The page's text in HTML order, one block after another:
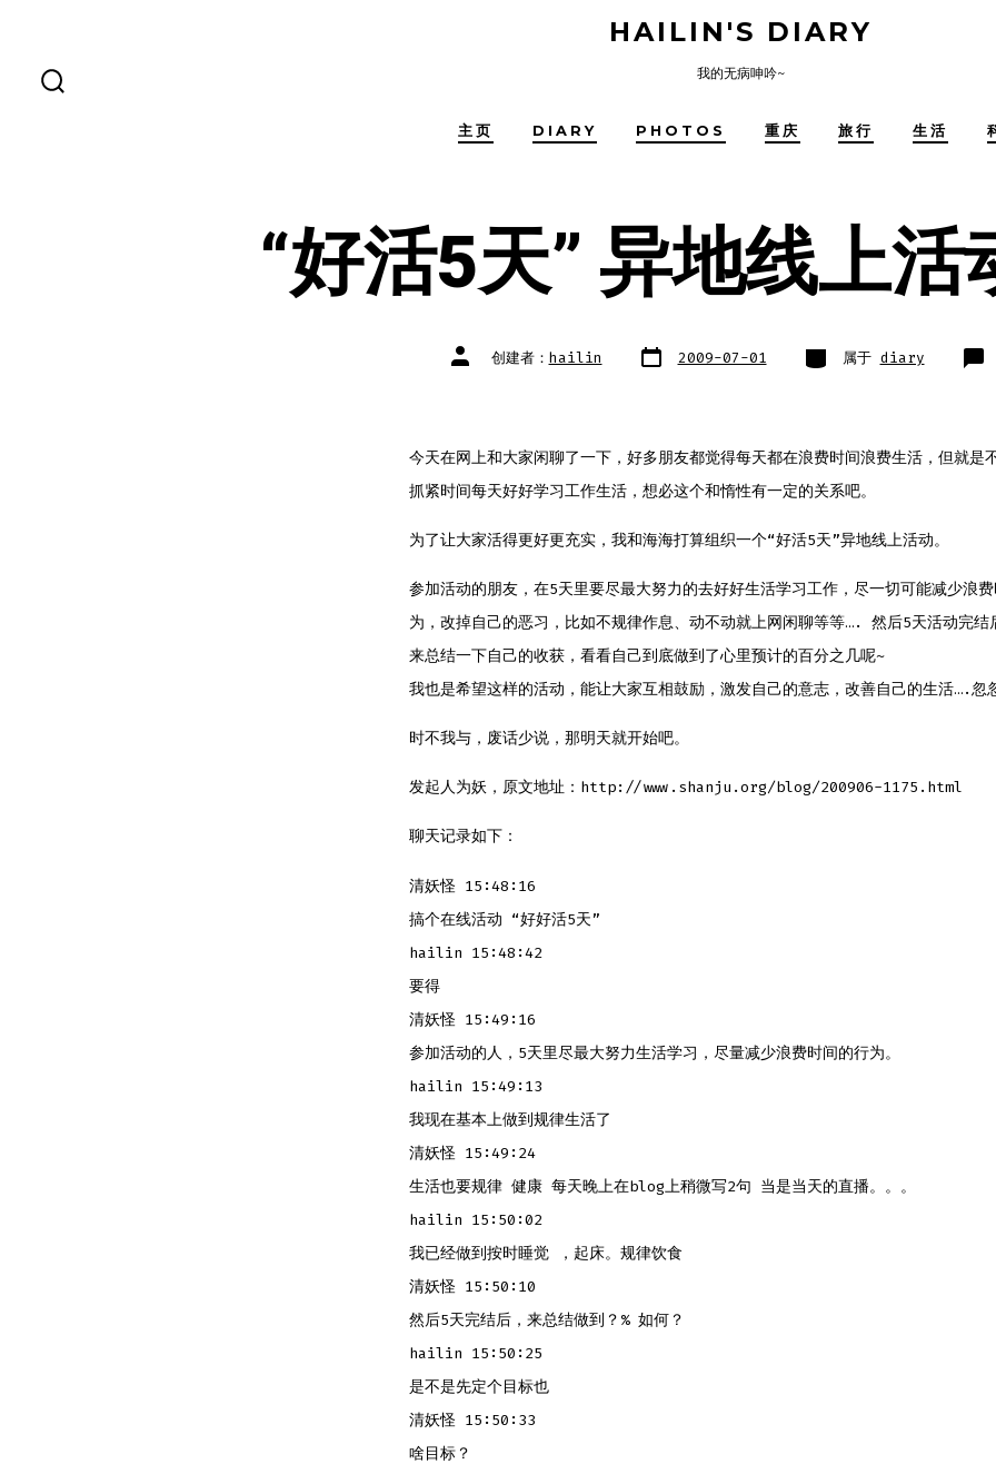
HAILIN'S DIARY
我的无病呻吟~
主页 DIARY PHOTOS 重庆 旅行 生活
“好活5天” 异地线上
文
章 创建者： hailin 文
章 2009-07-01 类
别 属于 diary
今天在网上和大家闲聊了一下，好多朋友都觉得每天都在浪费时间浪费生活，但就是
抓紧时间每天好好学习工作生活，想必这个和惰性有一定的关系吧。
为了让大家活得更好更充实，我和海海打算组织一个“好活5天”异地线上活动。
参加活动的朋友，在5天里要尽最大努力的去好好生活学习工作，尽一切可能减少浪
为，改掉自己的恶习，比如不规律作息、动不动就上网闲聊等等…. 然后5天活动完结
来总结一下自己的收获，看看自己到底做到了心里预计的百分之几呢~
我也是希望这样的活动，能让大家互相鼓励，激发自己的意志，改善自己的生活….忽
时不我与，废话少说，那明天就开始吧。
发起人为妖，原文地址：http://www.shanju.org/blog/200906-1175.html
聊天记录如下：
清妖怪 15:48:16
搞个在线活动 “好好活5天”
hailin 15:48:42
要得
清妖怪 15:49:16
参加活动的人，5天里尽最大努力生活学习，尽量减少浪费时间的行为。
hailin 15:49:13
我现在基本上做到规律生活了
清妖怪 15:49:24
生活也要规律 健康 每天晚上在blog上稍微写2句 当是当天的直播。。。
hailin 15:50:02
我已经做到按时睡觉 ，起床。规律饮食
清妖怪 15:50:10
然后5天完结后，来总结做到？% 如何？
hailin 15:50:25
是不是先定个目标也
清妖怪 15:50:33
啥目标？